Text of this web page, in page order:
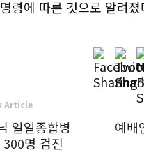
령에 따른 것으로 알려졌
Article
일일종합병
명 검진
예배